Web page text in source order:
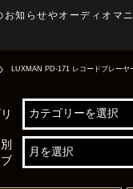
お知らせやオーディオマ
LUXMAN PD-171 レコードプレーヤ